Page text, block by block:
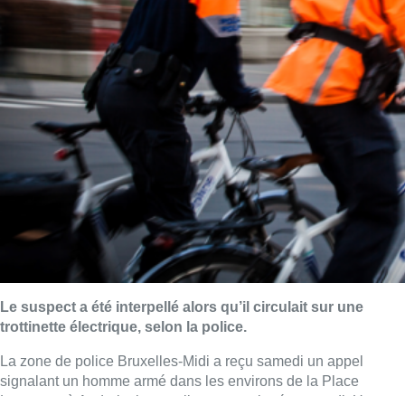
Le suspect a été interpellé alors qu’il circulait sur une
trottinette électrique, selon la police.
La zone de police Bruxelles-Midi a reçu samedi un appel
signalant un homme armé dans les environs de la Place